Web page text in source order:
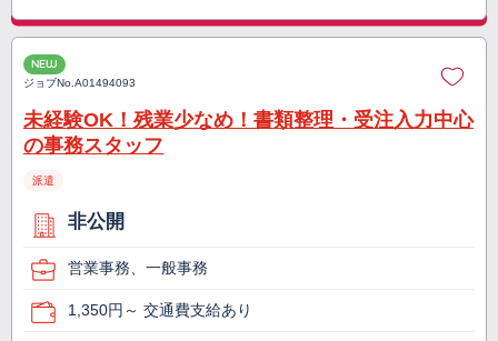
NEW
ジョブNo.A01494093
未経験OK！残業少なめ！書類整理・受注入力中心
の事務スタッフ
派遣
非公開
営業事務、一般事務
1,350円～ 交通費支給あり